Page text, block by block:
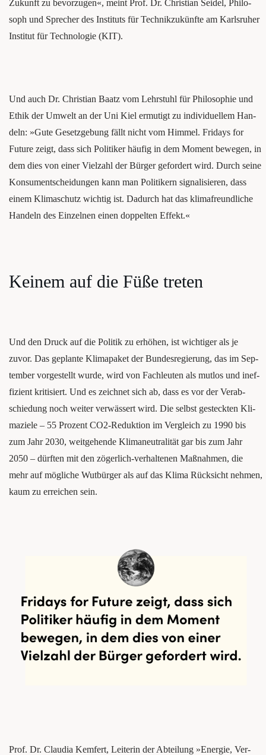
Zukunft zu bevor­zu­gen«, meint Prof. Dr. Chris­ti­an Sei­del, Phi­lo­
soph und Spre­cher des Insti­tuts für Technikzukünfte am Karls­ru­her
Insti­tut für Tech­no­lo­gie (KIT).
Und auch Dr. Chris­ti­an Baatz vom Lehr­stuhl für Phi­lo­so­phie und
Ethik der Umwelt an der Uni Kiel ermu­tigt zu indi­vi­du­el­lem Han­
deln: »Gute Gesetz­ge­bung fällt nicht vom Him­mel. Fri­days for
Future zeigt, dass sich Poli­ti­ker häu­fig in dem Moment bewe­gen, in
dem dies von einer Viel­zahl der Bürger gefor­dert wird. Durch sei­ne
Kon­sum­entschei­dun­gen kann man Poli­ti­kern signa­li­sie­ren, dass
einem Kli­ma­schutz wich­tig ist. Dadurch hat das kli­ma­freund­li­che
Han­deln des Ein­zel­nen einen dop­pel­ten Effekt.«
Kei­nem auf die Füße treten
Und den Druck auf die Poli­tik zu erhö­hen, ist wich­ti­ger als je
zuvor. Das geplan­te Kli­ma­pa­ket der Bun­des­re­gie­rung, das im Sep­
tem­ber vor­ge­stellt wur­de, wird von Fach­leu­ten als mut­los und inef­
fi­zi­ent kri­ti­siert. Und es zeich­net sich ab, dass es vor der Ver­ab­
schie­dung noch wei­ter ver­wäs­sert wird. Die selbst gesteck­ten Kli­
ma­zie­le – 55 Pro­zent CO2-Reduk­ti­on im Ver­gleich zu 1990 bis
zum Jahr 2030, weit­ge­hen­de Kli­ma­neu­tra­li­tät gar bis zum Jahr
2050 – dürften mit den zöger­lich-ver­hal­te­nen Maß­nah­men, die
mehr auf mög­li­che Wutbürger als auf das Kli­ma Rücksicht neh­men,
kaum zu errei­chen sein.
Prof. Dr. Clau­dia Kem­fert, Lei­te­rin der Abtei­lung »Ener­gie, Ver­